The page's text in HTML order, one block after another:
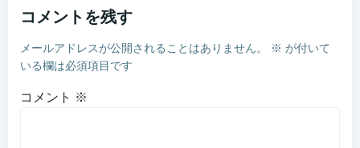
ビ
ゲ
ー
コメントを残す
メールアドレスが公開されることはありません。 ※ が付いて
いる欄は必須項目です
コメント ※